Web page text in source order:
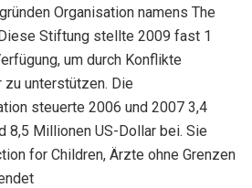
Organisation namens The
Stiftung stellte 2009 fast 1
um durch Konflikte
unterstützen. Die
steuerte 2006 und 2007 3,4
8,5 Millionen US-Dollar bei. Sie
for Children, Ärzte ohne Grenzen